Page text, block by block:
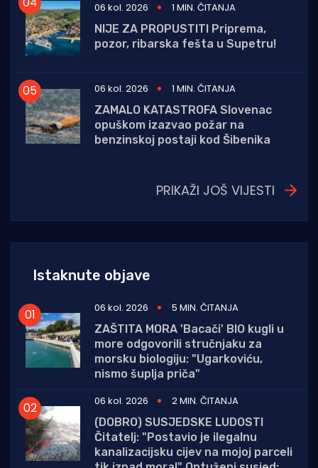
06 kol. 2026
1 MIN. ČITANJA
NIJE ZA PROPUSTITI Priprema,
pozor, ribarska fešta u Supetru!
06 kol. 2026
1 MIN. ČITANJA
ZAMALO KATASTROFA Slovenac
opuškom izazvao požar na
benzinskoj postaji kod Šibenika
PRIKAŽI JOŠ VIJESTI
Istaknute objave
06 kol. 2026
5 MIN. ČITANJA
ZAŠTITA MORA 'Bacači' BIO kugli u
more odgovorili stručnjaku za
morsku biologiju: "Ugarkoviću,
nismo šuplja priča"
06 kol. 2026
2 MIN. ČITANJA
(DOBRO) SUSJEDSKE LUDOSTI
Čitatelj: "Postavio je ilegalnu
kanalizacijsku cijev na mojoj parceli